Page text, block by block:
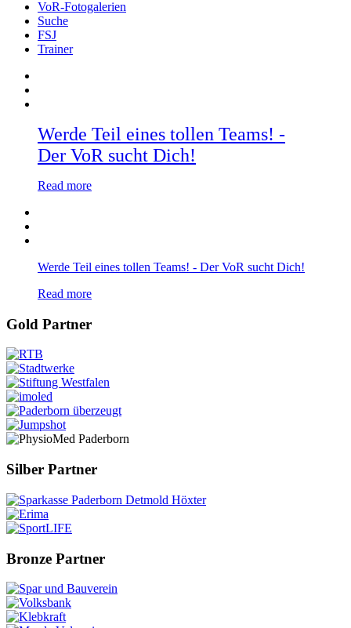
VoR-Fotogalerien
Suche
FSJ
Trainer
Werde Teil eines tollen Teams! -
Der VoR sucht Dich!
Read more
Werde Teil eines tollen Teams! - Der VoR sucht Dich!
Read more
Gold Partner
Silber Partner
Bronze Partner